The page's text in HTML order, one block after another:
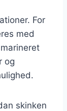
For
med
og
skinken